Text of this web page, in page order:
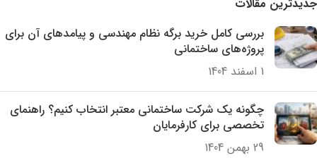
جدیدترین مقالات
بررسی کامل خرید برگه نظام مهندسی و پیامدهای آن برای
پروژه‌های ساختمانی
1 اسفند 1404
چگونه یک شرکت ساختمانی معتبر انتخاب کنیم؟ راهنمای
تخصصی برای کارفرمایان
29 بهمن 1404